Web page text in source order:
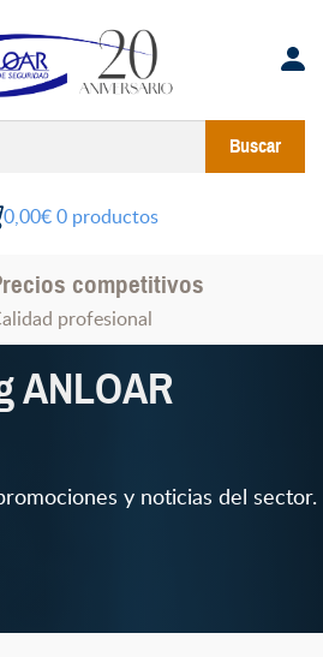
Buscar
0,00€0 productos
competitivos
profesional
ANLOAR
y noticias del sector.